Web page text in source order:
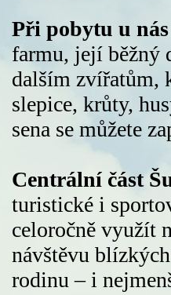
Při pobytu u nás
farmu, její běžný
dalším zvířatům,
slepice, krůty,
sena se můžete
Centrální část
turistické i
celoročně využít
návštěvu
rodinu – i